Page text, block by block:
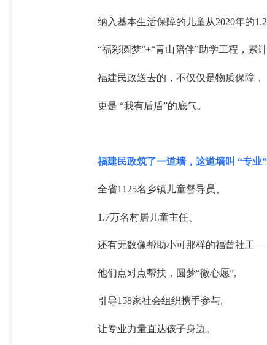
纳入基本生活保障的儿童从2020年的
“福彩圆梦”+“青山陪伴”助学工程，累
福建民政送去的，不仅仅是物质保障，
更是 “我有后盾”的底气。
福建民政筑了一道墙，这道墙叫 “专业”
全省1125名乡镇儿童督导员、
1.7万名村居儿童主任、
还有无数像帮助小可那样的福蕾社工
他们点对点帮扶，圆梦“微心愿”,
引导158家社会组织携手参与,
让专业力量直达孩子身边。